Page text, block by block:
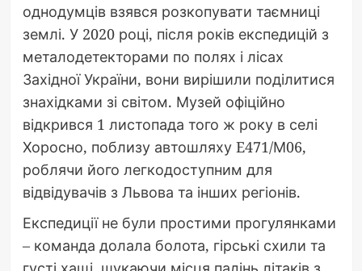
однодумців взявся розкопувати таємниці
землі. У 2020 році, після років експедицій з
металодетекторами по полях і лісах
Західної України, вони вирішили поділитися
знахідками зі світом. Музей офіційно
відкрився 1 листопада того ж року в селі
Хоросно, поблизу автошляху E471/М06,
роблячи його легкодоступним для
відвідувачів з Львова та інших регіонів.
Експедиції не були простими прогулянками
– команда долала болота, гірські схили та